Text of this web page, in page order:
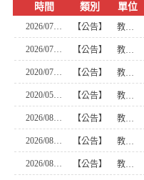
時間 類別 單位
2026/07/30 【公告】 教務處
2026/07/27 【公告】 教務處
2020/07/06 【公告】 教務處
2020/05/15 【公告】 教務處
2026/08/07 【公告】 教務處
2026/08/07 【公告】 教務處
2026/08/05 【公告】 教學組